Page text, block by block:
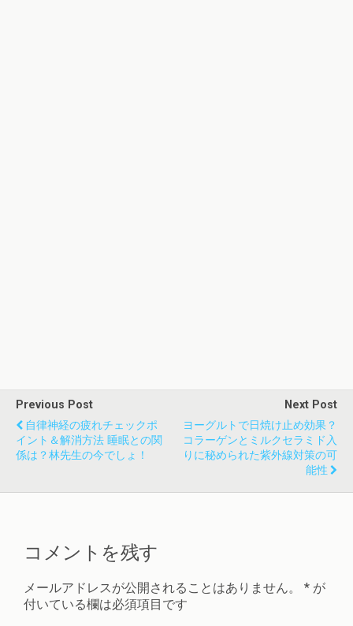
Previous Post
自律神経の疲れチェックポ
イント＆解消方法 睡眠との関
係は？林先生の今でしょ！
Next Post
ヨーグルトで日焼け止め効果？
コラーゲンとミルクセラミド入
りに秘められた紫外線対策の可
能性
コメントを残す
メールアドレスが公開されることはありません。 * が
付いている欄は必須項目です